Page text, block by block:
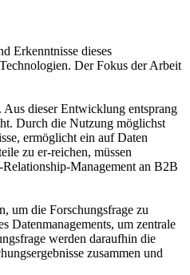
Erkenntnisse dieses
Der Fokus der Arbeit
dieser Entwicklung entsprang
Durch die Nutzung möglichst
ermöglicht ein auf Daten
zu er-reichen, müssen
Management an B2B
um die Forschungsfrage zu
Datenmanagements, um zentrale
werden daraufhin die
zusammen und